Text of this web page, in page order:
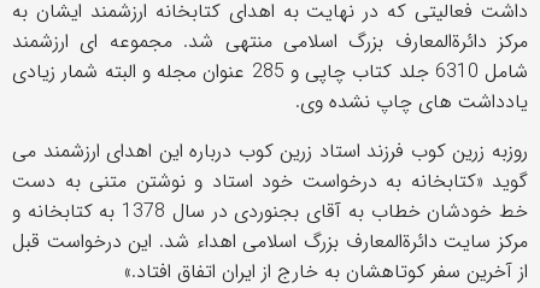
داشت فعالیتی که در نهایت به اهدای کتابخانه ارزشمند ایشان به
مرکز دائرةالمعارف بزرگ اسلامی منتهی شد. مجموعه ای ارزشمند
شامل 6310 جلد کتاب چاپی و 285 عنوان مجله و البته شمار زیادی
یادداشت های چاپ نشده وی.
روزبه زرین کوب فرزند استاد زرین کوب درباره این اهدای ارزشمند می
گوید «کتابخانه به درخواست خود استاد و نوشتن متنی به دست
خط خودشان خطاب به آقای بجنوردی در سال 1378 به کتابخانه و
مرکز سایت دائرةالمعارف بزرگ اسلامی اهداء شد. این درخواست قبل
از آخرین سفر کوتاهشان به خارج از ایران اتفاق افتاد.»